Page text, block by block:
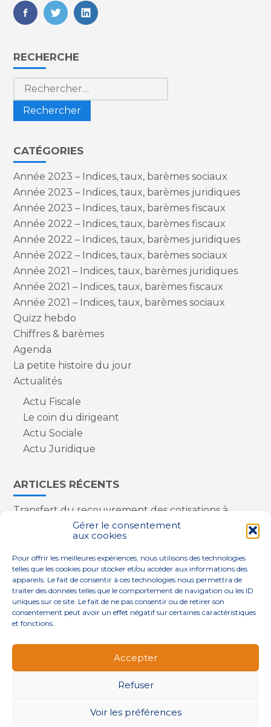
Gérer le consentement
aux cookies
Pour offrir les meilleures expériences, nous utilisons des technologies
telles que les cookies pour stocker et/ou accéder aux informations des
appareils. Le fait de consentir à ces technologies nous permettra de
traiter des données telles que le comportement de navigation ou les ID
uniques sur ce site. Le fait de ne pas consentir ou de retirer son
consentement peut avoir un effet négatif sur certaines caractéristiques
et fonctions.
Accepter
Refuser
Voir les préférences
FaceBook
TwitterLinkedIn
Blog
sidebar
RECHERCHE
Rechercher :
CATÉGORIES
Année 2023 – Indices, taux, barèmes sociaux
Année 2023 – Indices, taux, barèmes juridiques
Année 2023 – Indices, taux, barèmes fiscaux
Année 2022 – Indices, taux, barèmes fiscaux
Année 2022 – Indices, taux, barèmes juridiques
Année 2022 – Indices, taux, barèmes sociaux
Année 2021 – Indices, taux, barèmes juridiques
Année 2021 – Indices, taux, barèmes fiscaux
Année 2021 – Indices, taux, barèmes sociaux
Quizz hebdo
Chiffres & barèmes
Agenda
La petite histoire du jour
Actualités
Actu Fiscale
Le coin du dirigeant
Actu Sociale
Actu Juridique
ARTICLES RÉCENTS
Transfert du recouvrement des cotisations à
l’Urssaf : des nouveautés
Appareils reconditionnés : annulation de la
Contrôle de la qualité de l’air dans les ERP
Industriels : le point sur les dernières évolutions
réglementaires
Footer QUI SOMMES-NOUS ?
NOS SOLUTIONS
ACTUALITÉS CONTACT
MENTIONS LÉGALES